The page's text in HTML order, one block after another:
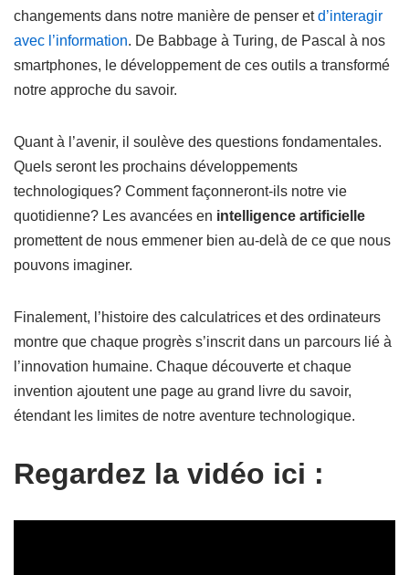
changements dans notre manière de penser etd’interagir
avec l’information. De Babbage à Turing, de Pascal à nos
smartphones, le développement de ces outils a transformé
notre approche du savoir.
Quant à l’avenir, il soulève des questions fondamentales.
Quels seront les prochains développements
technologiques? Comment façonneront-ils notre vie
quotidienne? Les avancées en intelligence artificielle
promettent de nous emmener bien au-delà de ce que nous
pouvons imaginer.
Finalement, l’histoire des calculatrices et des ordinateurs
montre que chaque progrès s’inscrit dans un parcours lié à
l’innovation humaine. Chaque découverte et chaque
invention ajoutent une page au grand livre du savoir,
étendant les limites de notre aventure technologique.
Regardez la vidéo ici :